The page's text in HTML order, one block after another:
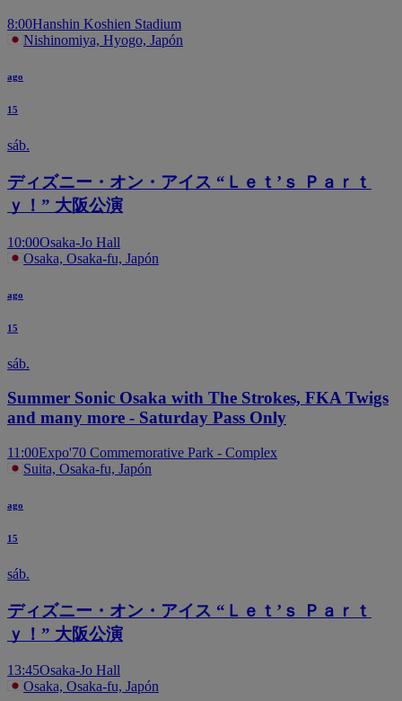
8:00Hanshin Koshien Stadium
Nishinomiya, Hyogo, Japón
ago
15
sáb.
ディズニー・オン・アイス “Ｌｅｔ’ｓ Ｐａｒｔ
ｙ！” 大阪公演
10:00Osaka-Jo Hall
Osaka, Osaka-fu, Japón
ago
15
sáb.
Summer Sonic Osaka with The Strokes, FKA Twigs
and many more - Saturday Pass Only
11:00Expo'70 Commemorative Park - Complex
Suita, Osaka-fu, Japón
ago
15
sáb.
ディズニー・オン・アイス “Ｌｅｔ’ｓ Ｐａｒｔ
ｙ！” 大阪公演
13:45Osaka-Jo Hall
Osaka, Osaka-fu, Japón